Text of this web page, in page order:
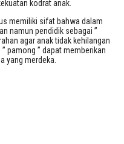
kodrat anak.
memiliki sifat bahwa dalam
namun pendidik sebagai ”
agar anak tidak kehilangan
pamong ” dapat memberikan
yang merdeka.